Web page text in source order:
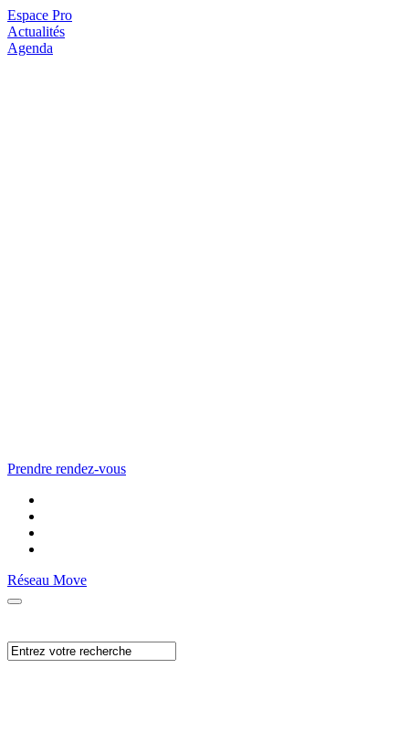
Espace Pro
Actualités
Agenda
Prendre rendez-vous
Réseau Move